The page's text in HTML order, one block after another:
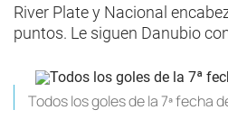
River Plate y Nacional
puntos. Le siguen Danubio
Todos los goles de la 7ª fecha